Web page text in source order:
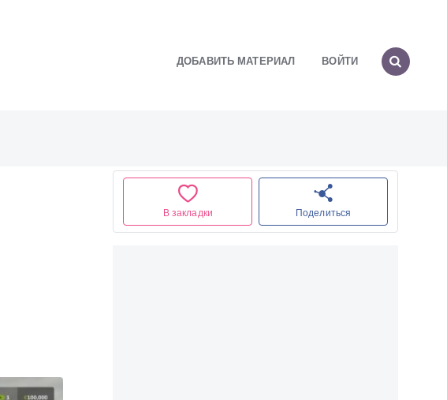
ДОБАВИТЬ МАТЕРИАЛ ВОЙТИ
В закладки Поделиться